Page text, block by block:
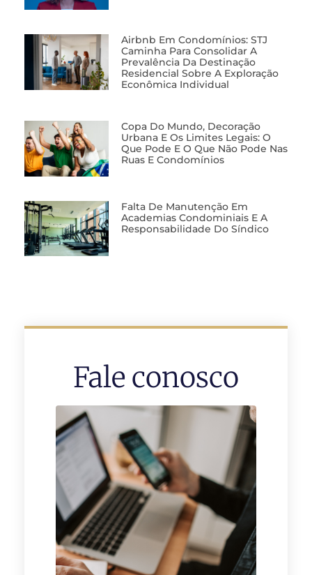
Airbnb Em Condomínios: STJ
Caminha Para Consolidar A
Prevalência Da Destinação
Residencial Sobre A Exploração
Econômica Individual
Copa Do Mundo, Decoração
Urbana E Os Limites Legais: O
Que Pode E O Que Não Pode Nas
Ruas E Condomínios
Falta De Manutenção Em
Academias Condominiais E A
Responsabilidade Do Síndico
Fale conosco